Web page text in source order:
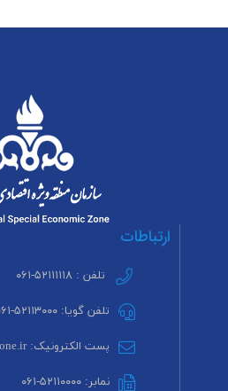
ارتباطات
تلفن : ۵۲۱۱۱۱۱۸-۰۶۱
تلفن گویا: ۵۲۱۱۳۰۰۰-۰۶۱
پست الکترونیک: info@petzone.ir
نمابر: ۵۲۱۱۰۰۰۰-۰۶۱